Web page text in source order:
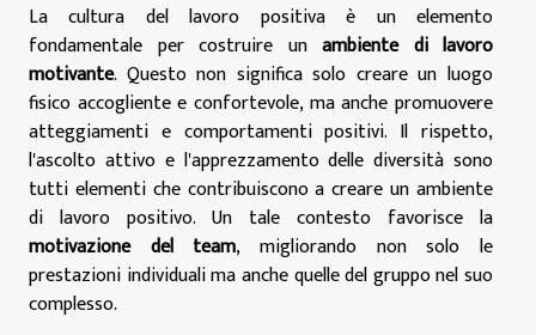
La cultura del lavoro positiva è un elemento
fondamentale per costruire un ambiente di lavoro
motivante. Questo non significa solo creare un luogo
fisico accogliente e confortevole, ma anche promuovere
atteggiamenti e comportamenti positivi. Il rispetto,
l'ascolto attivo e l'apprezzamento delle diversità sono
tutti elementi che contribuiscono a creare un ambiente
di lavoro positivo. Un tale contesto favorisce la
motivazione del team, migliorando non solo le
prestazioni individuali ma anche quelle del gruppo nel suo
complesso.